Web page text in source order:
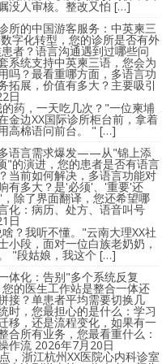
没人审核。整改又怕 […]
所的中国游客服务：中英柬三
字化转型，您的诊所是否有外
者？语言沟通遇到过哪些问
系统支持中英柬三语，您会为
吗？最看重哪方面，多语言功
拓展，价值有多大？主要吸引
日
药，一天吃几次？"一位柬埔
金边XX国际诊所柜台前，拿着
高棉语问前台。 " […]
语言需求爆发——从"锦上添
"的演进，您的患者是否有语言
当前如何解决，多语言功能对
有多大？是'必须'、'重要'还
除了界面翻译，您还希望哪
化：病历、处方、语音叫号
日
？我听不懂。"云南大理XX社
小段，面对一位白族老奶奶，
"段姑娘，我这个 […]
体化：告别"多个系统反复
的医生工作站是整合一体还
接？单患者平均需要切换几
时，您最担心的是什么：学习
移，还是流程变化，如果有一
合所有业务，您最看重什么：
作流 2026年7月20日
，浙江杭州XX医院心内科诊室